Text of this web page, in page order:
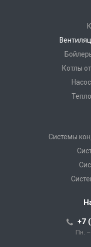
Котлы
Системы
+7
Пн.